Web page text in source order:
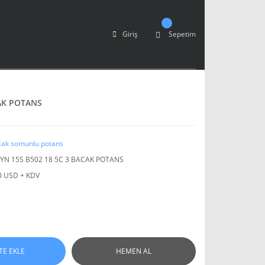
Giriş Sepetim
POTANS
somunlu potans
15S B502 18 5C 3 BACAK POTANS
USD + KDV
EKLE HEMEN AL